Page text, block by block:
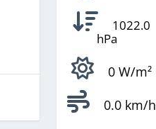
1022.0
hPa
0 W/m²
0.0 km/h